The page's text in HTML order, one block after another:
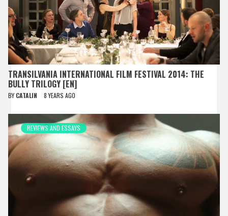
TRANSILVANIA INTERNATIONAL FILM FESTIVAL 2014: THE
BULLY TRILOGY [EN]
BY CATALIN 8 YEARS AGO
REVIEWS AND ESSAYS